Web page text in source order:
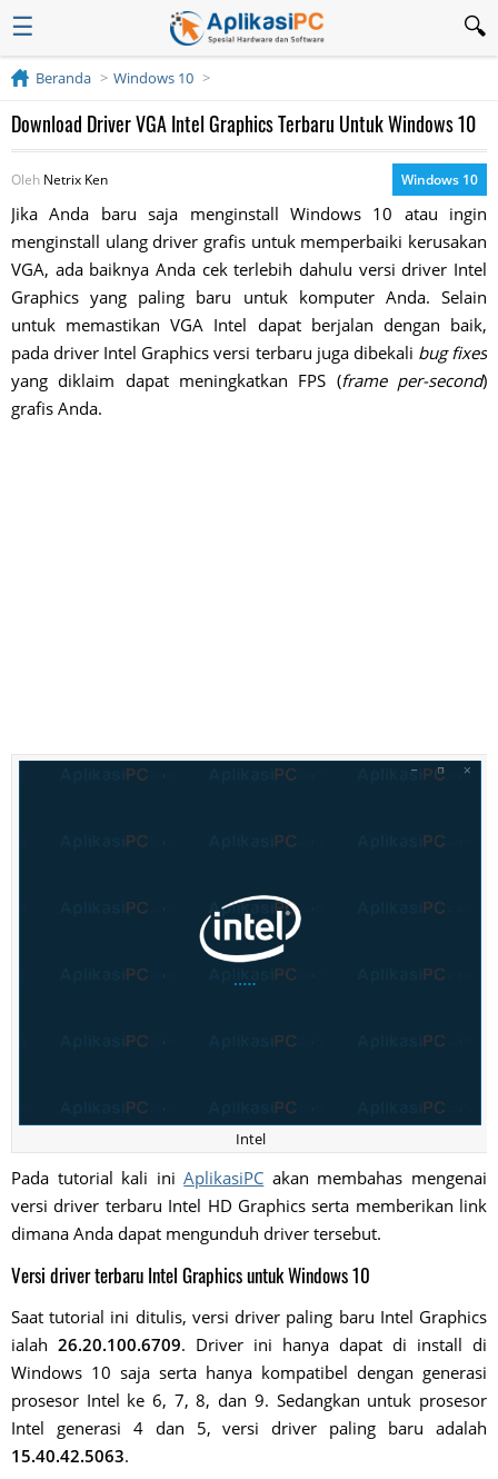
☰
Beranda Windows 10
Download Driver VGA Intel Graphics Terbaru Untuk Windows 10
Oleh Netrix Ken Windows 10
Jika Anda baru saja menginstall Windows 10 atau ingin
menginstall ulang driver grafis untuk memperbaiki kerusakan
VGA, ada baiknya Anda cek terlebih dahulu versi driver Intel
Graphics yang paling baru untuk komputer Anda. Selain
untuk memastikan VGA Intel dapat berjalan dengan baik,
pada driver Intel Graphics versi terbaru juga dibekali bug fixes
yang diklaim dapat meningkatkan FPS (frame per-second)
grafis Anda.
Intel
Pada tutorial kali iniAplikasiPC akan membahas mengenai
versi driver terbaru Intel HD Graphics serta memberikan link
dimana Anda dapat mengunduh driver tersebut.
Versi driver terbaru Intel Graphics untuk Windows 10
Saat tutorial ini ditulis, versi driver paling baru Intel Graphics
ialah 26.20.100.6709. Driver ini hanya dapat di install di
Windows 10 saja serta hanya kompatibel dengan generasi
prosesor Intel ke 6, 7, 8, dan 9. Sedangkan untuk prosesor
Intel generasi 4 dan 5, versi driver paling baru adalah
15.40.42.5063.